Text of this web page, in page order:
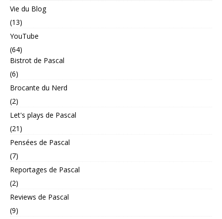
Vie du Blog
(13)
YouTube
(64)
Bistrot de Pascal
(6)
Brocante du Nerd
(2)
Let's plays de Pascal
(21)
Pensées de Pascal
(7)
Reportages de Pascal
(2)
Reviews de Pascal
(9)